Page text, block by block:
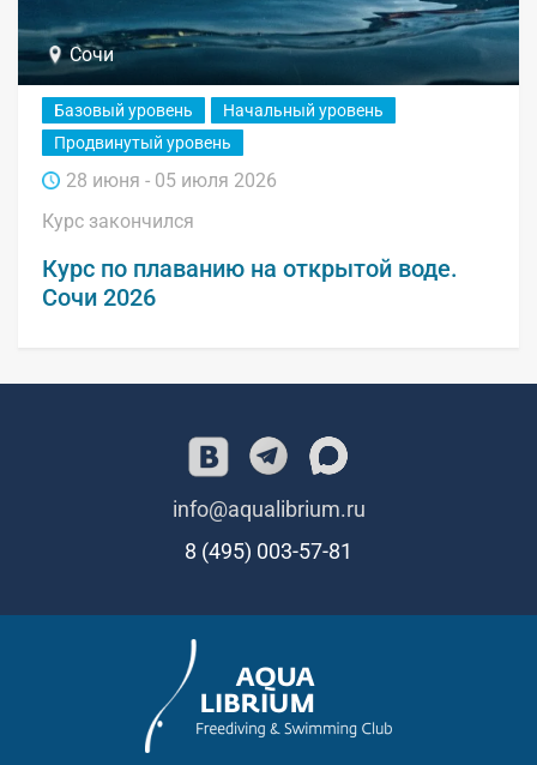
Сочи
Базовый уровень
Начальный уровень
Продвинутый уровень
28 июня - 05 июля 2026
Курс закончился
Курс по плаванию на открытой воде.
Сочи 2026
info@aqualibrium.ru
8 (495) 003-57-81